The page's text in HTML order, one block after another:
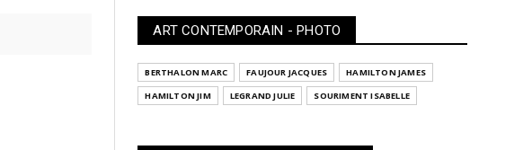
ART CONTEMPORAIN - PHOTO
BERTHALON MARC FAUJOUR JACQUES
HAMILTON JAMES
HAMILTON JIM
LEGRAND JULIE SOURIMENT ISABELLE